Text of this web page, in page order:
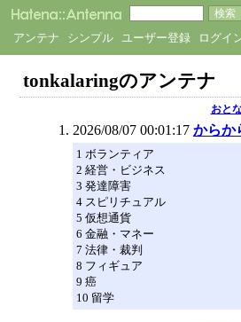
アンテナ シンプル ユーザー登録 ログイ
tonkalaringのアンテナ
おと
2026/08/07 00:01:17 からか
1 ボランティア
2 経営・ビジネス
3 発達障害
4 スピリチュアル
5 仮想通貨
6 金融・マネー
7 法律・裁判
8 フィギュア
9 癌
10 留学